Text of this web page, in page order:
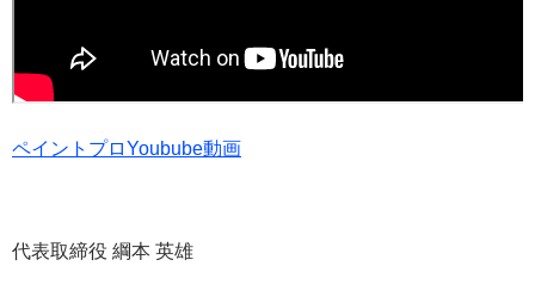
ペイントプロYoubube動画
代表取締役 綱本 英雄